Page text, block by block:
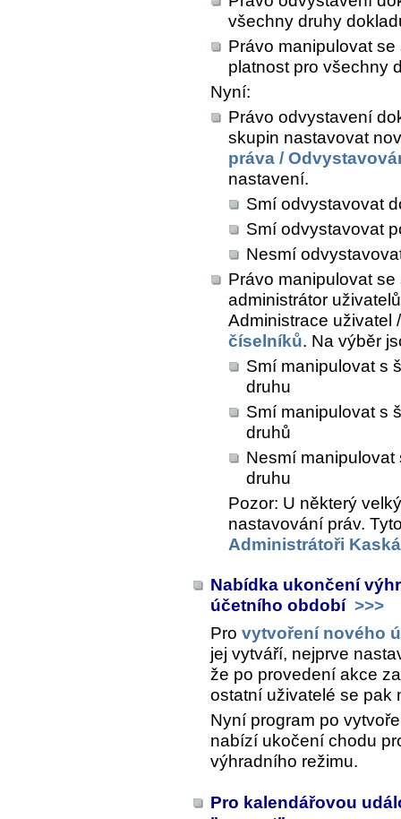
všechny druhy
Právo manipulovat
platnost pro všechny
Nyní:
Právo odvystavení
skupin nastavovat
práva /
nastavení.
Smí odvystavovat
Smí odvystavovat
Nesmí
Právo manipulovat
administrátor
Administrace uživatel /
číselníků. Na výběr
Smí manipulovat s
druhu
Smí manipulovat s
druhů
Nesmí
druhu
Pozor: U některý
nastavování práv.
Administrátoři
Nabídka ukončení
účetního období >>>
Pro vytvoření nového
jej vytváří, nejprve
že po provedení akce
ostatní uživatelé se pak
Nyní program po
nabízí ukočení chodu
výhradního režimu.
Pro kalendářovou